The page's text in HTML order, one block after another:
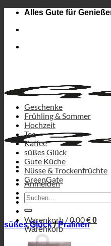
Zum
springen
Alles Gute für
Anmelden
Warenkorb /0,00€0
Warenkorb
Geschenke
Frühling & Sommer
Hochzeit
Tee
Kaffee
süßes Glück
Gute Küche
Nüsse & Trockenfrüchte
GreenGate
Suchen
nach:
süßes Glück / Pralinen